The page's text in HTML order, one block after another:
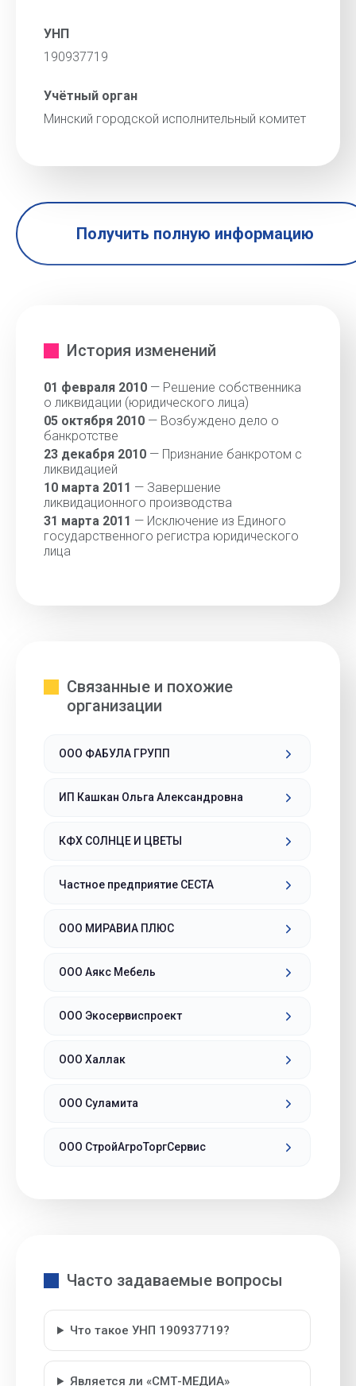
УНП
190937719
Учётный орган
Минский городской исполнительный комитет
Получить полную информацию
История изменений
01 февраля 2010 — Решение собственника
о ликвидации (юридического лица)
05 октября 2010 — Возбуждено дело о
банкротстве
23 декабря 2010 — Признание банкротом с
ликвидацией
10 марта 2011 — Завершение
ликвидационного производства
31 марта 2011 — Исключение из Единого
государственного регистра юридического
лица
Связанные и похожие
организации
ООО ФАБУЛА ГРУПП
ИП Кашкан Ольга Александровна
КФХ СОЛНЦЕ И ЦВЕТЫ
Частное предприятие СЕСТА
ООО МИРАВИА ПЛЮС
ООО Аякс Мебель
ООО Экосервиспроект
ООО Халлак
ООО Суламита
ООО СтройАгроТоргСервис
Часто задаваемые вопросы
Что такое УНП 190937719?
Является ли «СМТ-МЕДИА»